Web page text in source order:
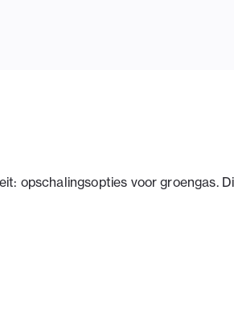
opschalingsopties voor groengas.